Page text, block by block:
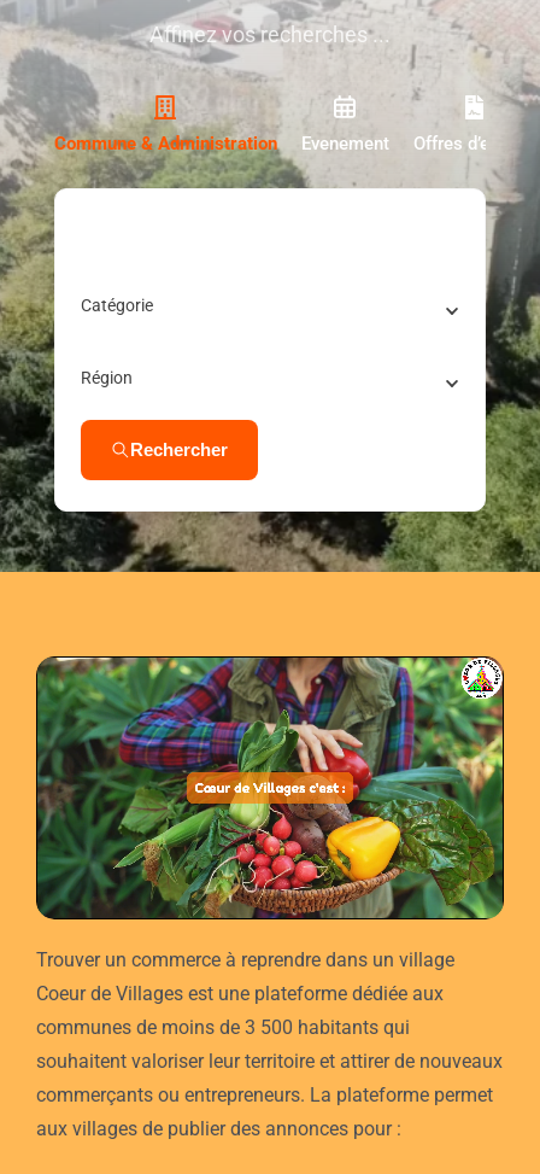
Contact
Postez votre annonce
Faire un don
Affinez vos recherches ...
Commune & Administration Evenement Offres d’emploi
Catégorie
Région
Rechercher
Trouver un commerce à reprendre dans un village
Coeur de Villages est une plateforme dédiée aux
communes de moins de 3 500 habitants qui
souhaitent valoriser leur territoire et attirer de nouveaux
commerçants ou entrepreneurs. La plateforme permet
aux villages de publier des annonces pour :